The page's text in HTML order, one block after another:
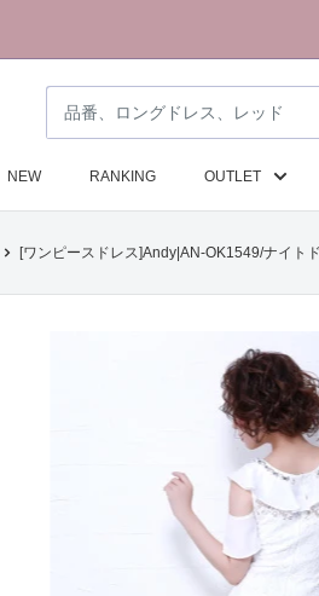
NEW RANKING OUTLET
[ワンピースドレス]Andy|AN-OK1549/ナイトド